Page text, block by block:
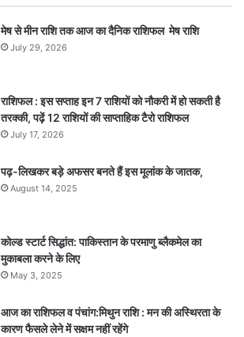
मेष से मीन राशि तक आज का दैनिक राशिफल मेष राशि
July 29, 2026
राशिफल : इस सप्ताह इन 7 राशियों को नौकरी में हो सकती है
तरक्की, पढ़ें 12 राशियों की साप्ताहिक टैरो राशिफल
July 17, 2026
पढ़-लिखकर बड़े अफसर बनते हैं इस मूलांक के जातक,
August 14, 2025
कोल्ड स्टार्ट सिद्धांत: पाकिस्तान के परमाणु ब्लैकमेल का
मुकाबला करने के लिए
May 3, 2025
आज का राशिफल व पंचांग:मिथुन राशि : मन की अस्थिरता के
कारण फैसले लेने में सक्षम नहीं रहेंगे